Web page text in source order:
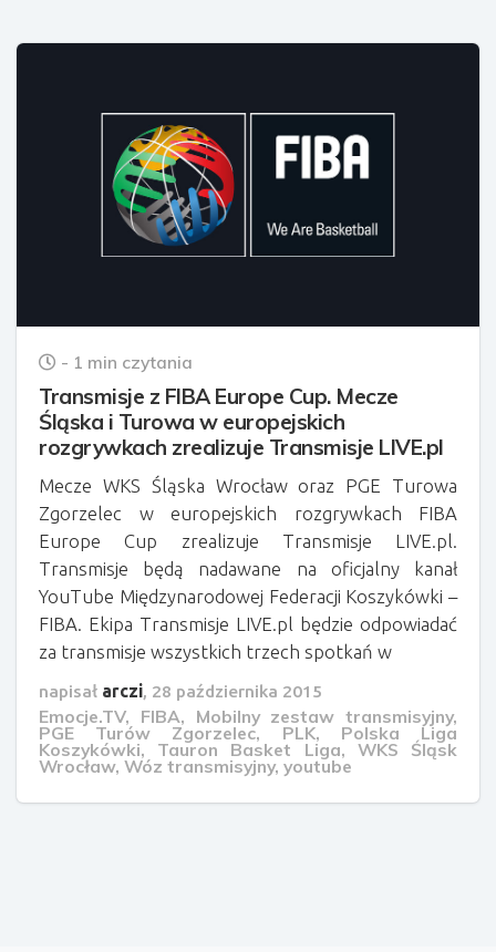
- 1 min czytania
Transmisje z FIBA Europe Cup. Mecze
Śląska i Turowa w europejskich
rozgrywkach zrealizuje Transmisje LIVE.pl
Mecze WKS Śląska Wrocław oraz PGE Turowa
Zgorzelec w europejskich rozgrywkach FIBA
Europe Cup zrealizuje Transmisje LIVE.pl.
Transmisje będą nadawane na oficjalny kanał
YouTube Międzynarodowej Federacji Koszykówki –
FIBA. Ekipa Transmisje LIVE.pl będzie odpowiadać
za transmisje wszystkich trzech spotkań w
napisał arczi, 28 października 2015
Emocje.TV, FIBA, Mobilny zestaw transmisyjny,
PGE Turów Zgorzelec, PLK, Polska Liga
Koszykówki, Tauron Basket Liga, WKS Śląsk
Wrocław, Wóz transmisyjny, youtube